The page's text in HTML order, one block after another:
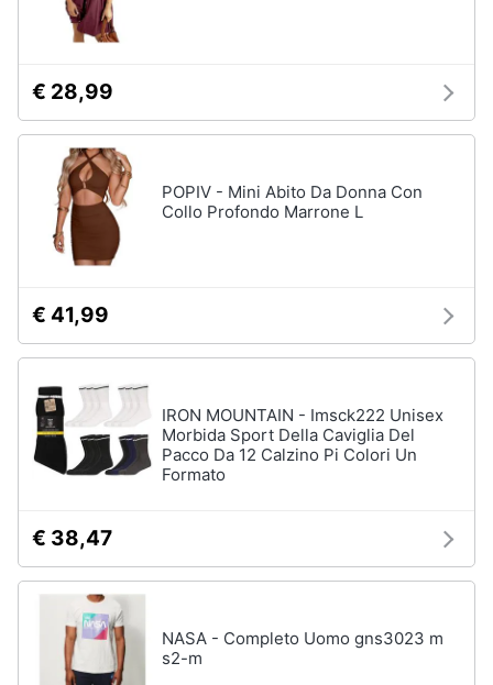
€ 28,99
POPIV - Mini Abito Da Donna Con
Collo Profondo Marrone L
€ 41,99
IRON MOUNTAIN - Imsck222 Unisex
Morbida Sport Della Caviglia Del
Pacco Da 12 Calzino Pi Colori Un
Formato
€ 38,47
NASA - Completo Uomo gns3023 m
s2-m